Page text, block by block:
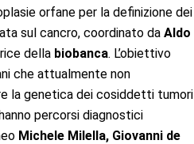
orfane per la definizione dei
sul cancro, coordinato da Aldo
della biobanca. L’obiettivo
che attualmente non
la genetica dei cosiddetti tumori
percorsi diagnostici
Michele Milella, Giovanni de